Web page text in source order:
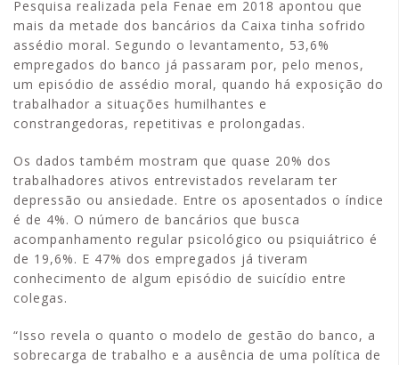
Pesquisa realizada pela Fenae em 2018 apontou que
mais da metade dos bancários da Caixa tinha sofrido
assédio moral. Segundo o levantamento, 53,6%
empregados do banco já passaram por, pelo menos,
um episódio de assédio moral, quando há exposição do
trabalhador a situações humilhantes e
constrangedoras, repetitivas e prolongadas.
Os dados também mostram que quase 20% dos
trabalhadores ativos entrevistados revelaram ter
depressão ou ansiedade. Entre os aposentados o índice
é de 4%. O número de bancários que busca
acompanhamento regular psicológico ou psiquiátrico é
de 19,6%. E 47% dos empregados já tiveram
conhecimento de algum episódio de suicídio entre
colegas.
“Isso revela o quanto o modelo de gestão do banco, a
sobrecarga de trabalho e a ausência de uma política de